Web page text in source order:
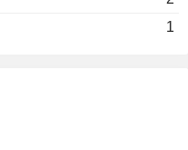
Franco Cologni1